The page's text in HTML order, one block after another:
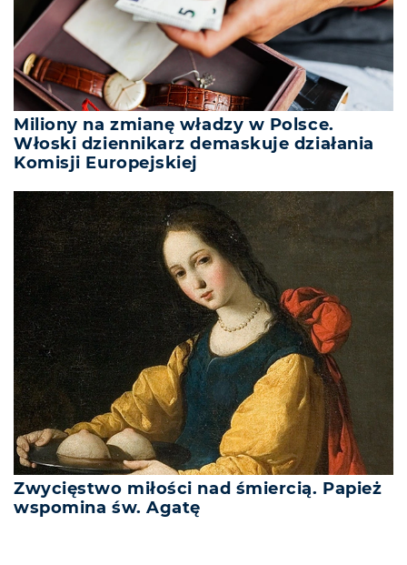
Miliony na zmianę władzy w Polsce.
Włoski dziennikarz demaskuje działania
Komisji Europejskiej
Zwycięstwo miłości nad śmiercią. Papież
wspomina św. Agatę